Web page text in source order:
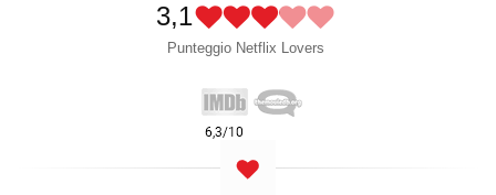
3,1
Punteggio Netflix Lovers